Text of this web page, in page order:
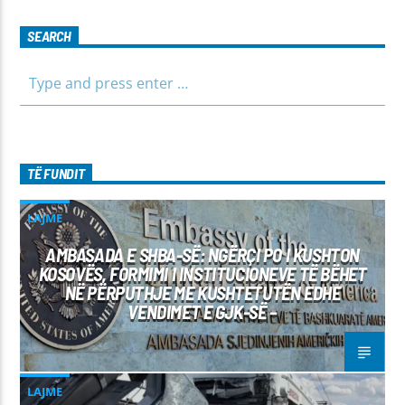
SEARCH
TË FUNDIT
LAJME
AMBASADA E SHBA-SË: NGËRÇI PO I KUSHTON
KOSOVËS, FORMIMI I INSTITUCIONEVE TË BËHET
NË PËRPUTHJE ME KUSHTETUTËN EDHE
VENDIMET E GJK-SË –
LAJME